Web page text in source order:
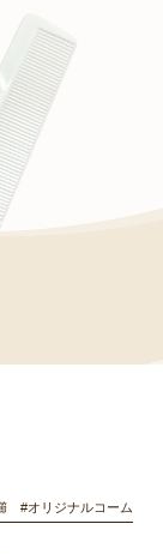
#オリジナルコーム